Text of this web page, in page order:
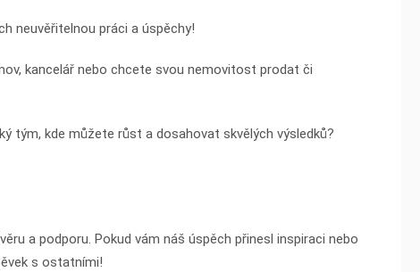
neuvěřitelnou práci a úspěchy!
kancelář nebo chcete svou nemovitost prodat či
tým, kde můžete růst a dosahovat skvělých výsledků?
a podporu. Pokud vám náš úspěch přinesl inspiraci nebo
s ostatními!